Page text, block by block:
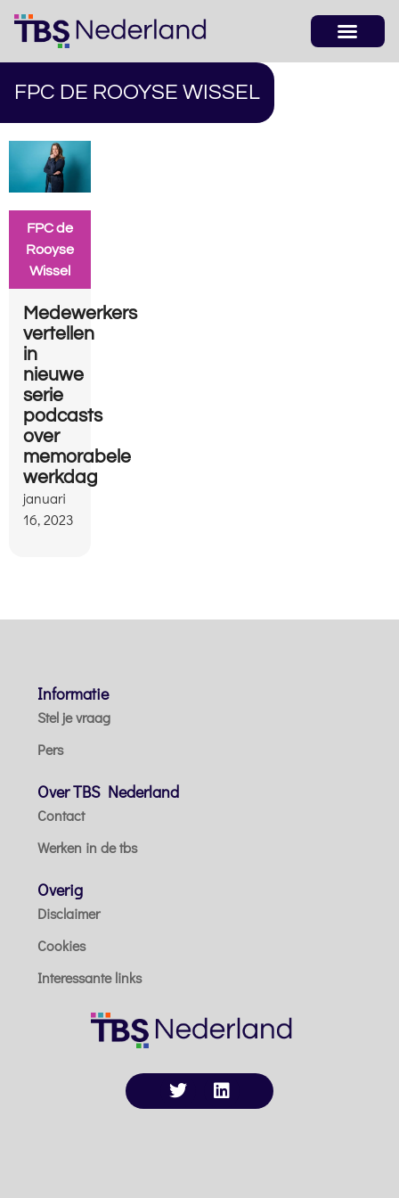
FPC DE ROOYSE WISSEL
FPC de
Rooyse
Wissel
Medewerkers
vertellen
in
nieuwe
serie
podcasts
over
memorabele
werkdag
januari
16, 2023
Informatie
Stel je vraag
Pers
Over TBS Nederland
Contact
Werken in de tbs
Overig
Disclaimer
Cookies
Interessante links